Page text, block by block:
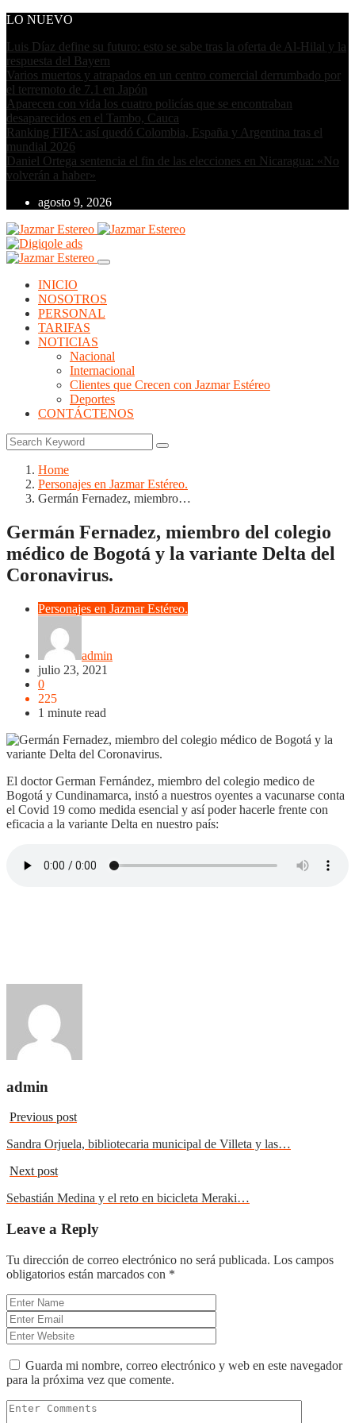
LO NUEVO
Luis Díaz define su futuro: esto se sabe tras la oferta de Al-Hilal y la
respuesta del Bayern
Varios muertos y atrapados en un centro comercial derrumbado por
el terremoto de 7.1 en Japón
Aparecen con vida los cuatro policías que se encontraban
desaparecidos en el Tambo, Cauca
Ranking FIFA: así quedó Colombia, España y Argentina tras el
mundial 2026
Daniel Ortega sentencia el fin de las elecciones en Nicaragua: «No
volverán a haber»
agosto 9, 2026
INICIO
NOSOTROS
PERSONAL
TARIFAS
NOTICIAS
Nacional
Internacional
Clientes que Crecen con Jazmar Estéreo
Deportes
CONTÁCTENOS
Home
Personajes en Jazmar Estéreo.
Germán Fernadez, miembro…
Germán Fernadez, miembro del colegio
médico de Bogotá y la variante Delta del
Coronavirus.
Personajes en Jazmar Estéreo.
admin
julio 23, 2021
0
225
1 minute read
El doctor German Fernández, miembro del colegio medico de
Bogotá y Cundinamarca, instó a nuestros oyentes a vacunarse conta
el Covid 19 como medida esencial y así poder hacerle frente con
eficacia a la variante Delta en nuestro país:
admin
Previous post
Sandra Orjuela, bibliotecaria municipal de Villeta y las…
Next post
Sebastián Medina y el reto en bicicleta Meraki…
Leave a Reply
Tu dirección de correo electrónico no será publicada. Los campos
obligatorios están marcados con *
Guarda mi nombre, correo electrónico y web en este navegador
para la próxima vez que comente.